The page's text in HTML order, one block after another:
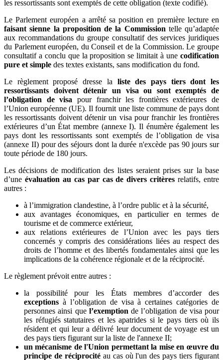
les ressortissants sont exemptés de cette obligation (texte codifié).
Le Parlement européen a arrêté sa position en première lecture en
faisant sienne la proposition de la Commission telle qu’adaptée
aux recommandations du groupe consultatif des services juridiques
du Parlement européen, du Conseil et de la Commission. Le groupe
consultatif a conclu que la proposition se limitait à une codification
pure et simple des textes existants, sans modification du fond.
Le règlement proposé dresse la liste des pays tiers dont les
ressortissants doivent détenir un visa ou sont exemptés de
l’obligation de visa pour franchir les frontières extérieures de
l’Union européenne (UE). Il fournit une liste commune de pays dont
les ressortissants doivent détenir un visa pour franchir les frontières
extérieures d’un État membre (annexe I). Il énumère également les
pays dont les ressortissants sont exemptés de l’obligation de visa
(annexe II) pour des séjours dont la durée n'excède pas 90 jours sur
toute période de 180 jours.
Les décisions de modification des listes seraient prises sur la base
d’une évaluation au cas par cas de divers critères relatifs, entre
autres :
à l’immigration clandestine, à l’ordre public et à la sécurité,
aux avantages économiques, en particulier en termes de
tourisme et de commerce extérieur,
aux relations extérieures de l’Union avec les pays tiers
concernés y compris des considérations liées au respect des
droits de l’homme et des libertés fondamentales ainsi que les
implications de la cohérence régionale et de la réciprocité.
Le règlement prévoit entre autres :
la possibilité pour les États membres d’accorder des
exceptions à l’obligation de visa à certaines catégories de
personnes ainsi que l’exemption de l’obligation de visa pour
les réfugiés statutaires et les apatrides si le pays tiers où ils
résident et qui leur a délivré leur document de voyage est un
des pays tiers figurant sur la liste de l'annexe II;
un mécanisme de l'Union permettant la mise en œuvre du
principe de réciprocitéau cas où l'un des pays tiers figurant